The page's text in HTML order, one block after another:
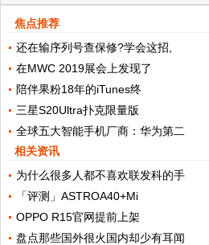
焦点推荐
还在输序列号查保修?学会这招,
在MWC 2019展会上发现了
陪伴果粉18年的iTunes终
三星S20Ultra扑克限量版
全球五大智能手机厂商：华为第二
相关资讯
为什么很多人都不喜欢联发科的手
「评测」ASTROA40+Mi
OPPO R15官网提前上架
盘点那些国外很火国内却少有耳闻